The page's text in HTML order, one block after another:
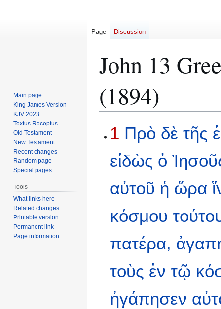
John 13
(1894)
toto
1 Πρὸ δὲ τῆς
εἰδὼς ὁ
αὐτοῦ ἡ ὥρα
κόσμου
πατέρα,
τοὺς ἐν τῷ
ἠγάπησεν
Page Discussion
Main page
King James Version
KJV 2023
Textus Receptus
Old Testament
New Testament
Recent changes
Random page
Special pages
Tools
What links here
Related changes
Printable version
Permanent link
Page information